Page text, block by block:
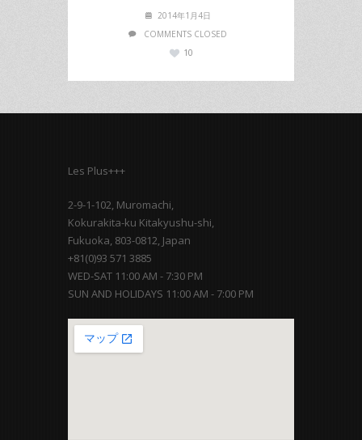
2014年1月4日
COMMENTS CLOSED
10
Les Plus+++
2-9-1-102, Muromachi,
Kokurakita-ku Kitakyushu-shi,
Fukuoka, 803-0812, Japan
+81(0)93 571 3885
WED-SAT 11:00 AM - 7:30 PM
SUN AND HOLIDAYS 11:00 AM - 7:00 PM